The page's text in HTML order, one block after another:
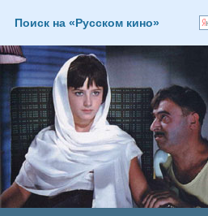
Поиск на «Русском кино»